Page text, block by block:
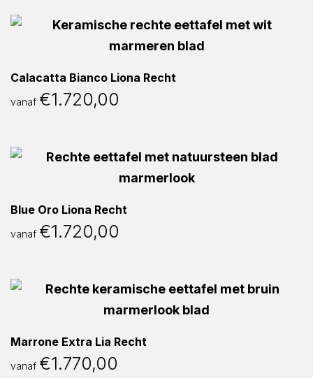
Calacatta Bianco Liona Recht
vanaf €1.720,00
Blue Oro Liona Recht
vanaf €1.720,00
Marrone Extra Lia Recht
vanaf €1.770,00